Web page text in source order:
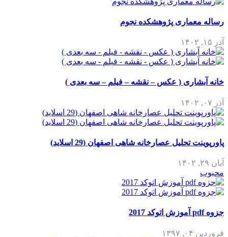
رساله معماری پژوهشکده نجوم
آذر ۱۵, ۱۴۰۲
خانه آبشاری ( عکس – نقشه – فیلم – سه بعدی )
آذر ۰۷, ۱۴۰۲
پاورپوینت تحلیل عصارخانه شاهی اصفهان (29 اسلاید)
آبان ۲۹, ۱۴۰۲
محبوب
جزوه pdf آموزش اتوکد 2017
فروردین ۰۴, ۱۳۹۷